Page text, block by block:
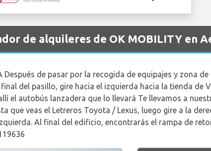
de alquileres de OK MOBILITY en
Después de pasar por la recogida de equipajes y zona
del pasillo, gire hacia el izquierda hacia la tienda de
el autobús lanzadera que lo llevará Te llevamos a
que veas el Letreros Toyota / Lexus, luego gire a la
Al final del edificio, encontrarás el rampa de